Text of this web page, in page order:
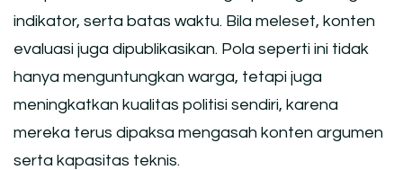
indikator, serta batas waktu. Bila meleset, konten
evaluasi juga dipublikasikan. Pola seperti ini tidak
hanya menguntungkan warga, tetapi juga
meningkatkan kualitas politisi sendiri, karena
mereka terus dipaksa mengasah konten argumen
serta kapasitas teknis.